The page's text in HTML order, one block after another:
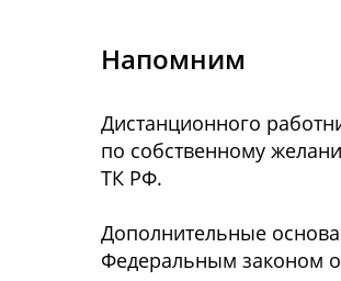
Напомним
Дистанционного
по собственному
ТК РФ.
Дополнительные
Федеральным законом